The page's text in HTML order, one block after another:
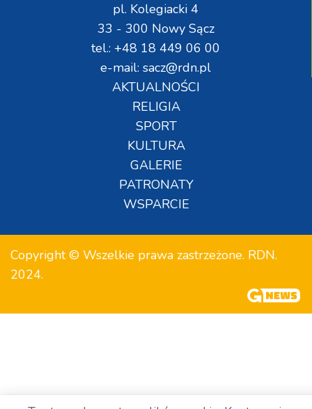
pl. Kolegiacki 4
33 - 300 Nowy Sącz
tel.: +48 18 449 06 00
e-mail: sacz@rdn.pl
AKTUALNOŚCI
RELIGIA
SPORT
KULTURA
GALERIE
PATRONATY
WSPARCIE
Copyright © Wszelkie prawa zastrzeżone. RDN.
2024.